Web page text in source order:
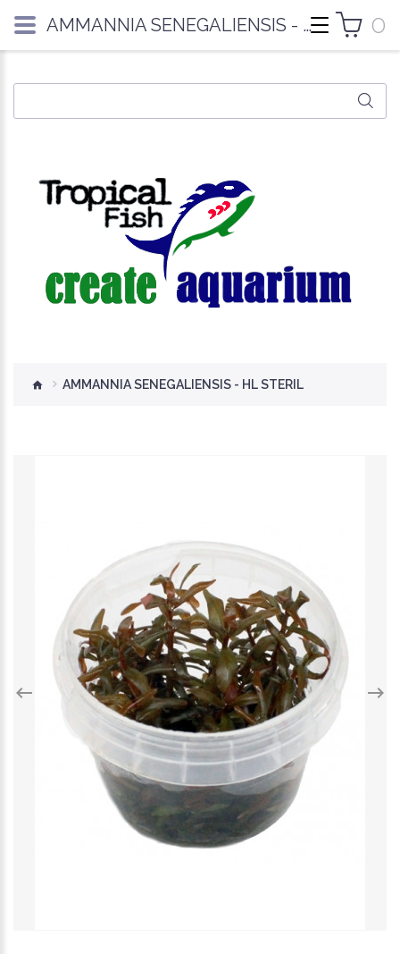
0
AMMANNIA SENEGALIENSIS - HL STERIL
AMMANNIA SENEGALIENSIS - HL STERIL